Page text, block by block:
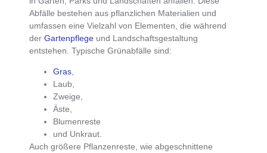
Abfälle bestehen aus pflanzlichen Materialien und
umfassen eine Vielzahl von Elementen, die während
derGartenpflege und Landschaftsgestaltung
entstehen. Typische Grünabfälle sind:
Gras
Laub,
Zweige,
Äste,
Blumenreste
und Unkraut.
Auchgrößere Pflanzenreste, wie abgeschnittene